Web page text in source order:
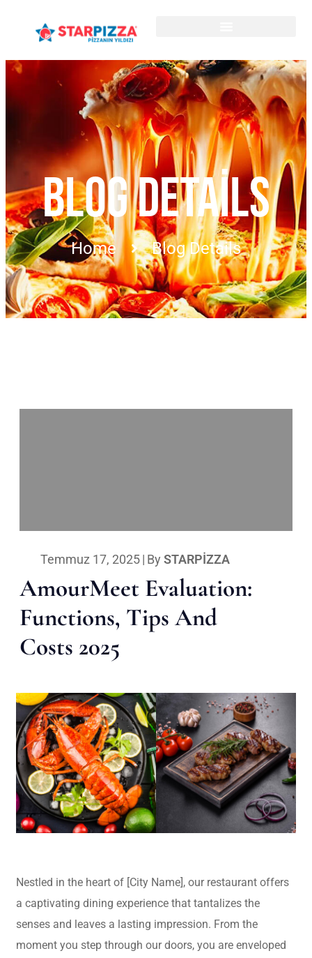
BLOG DETAILS
Home Blog Details
Temmuz 17, 2025| By STARPIZZA
AmourMeet Evaluation:
Functions, Tips And
Costs 2025
Nestled in the heart of [City Name], our restaurant offers
a captivating dining experience that tantalizes the
senses and leaves a lasting impression. From the
moment you step through our doors, you are enveloped